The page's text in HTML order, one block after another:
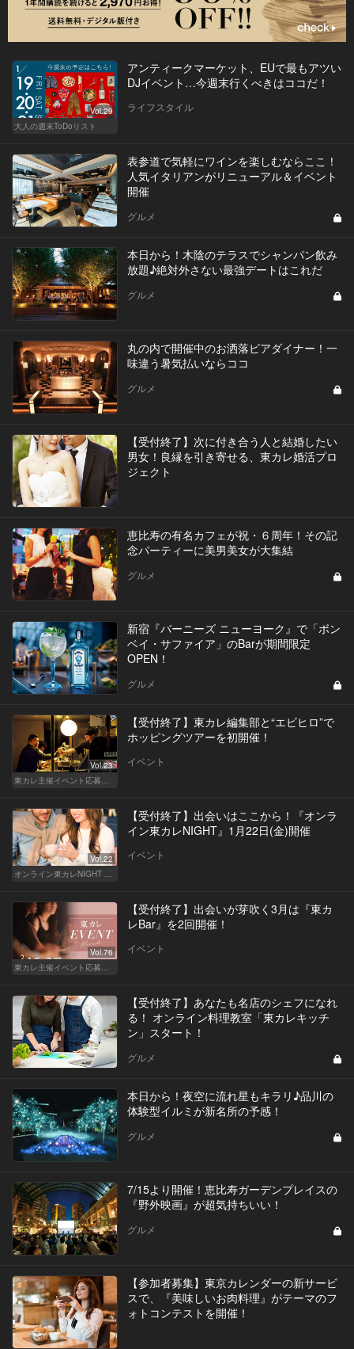
Vol.29
大人の週末ToDoリスト
アンティークマーケット、EUで最もアツい
DJイベント…今週末行くべきはココだ！
ライフスタイル
表参道で気軽にワインを楽しむならここ！
人気イタリアンがリニューアル＆イベント
開催
グルメ
本日から！木陰のテラスでシャンパン飲み
放題♪絶対外さない最強デートはこれだ
グルメ
丸の内で開催中のお洒落ビアダイナー！一
味違う暑気払いならココ
グルメ
【受付終了】次に付き合う人と結婚したい
男女！良縁を引き寄せる、東カレ婚活プロ
ジェクト
恵比寿の有名カフェが祝・６周年！その記
念パーティーに美男美女が大集結
グルメ
新宿『バーニーズ ニューヨーク』で「ボン
ベイ・サファイア」のBarが期間限定
OPEN！
グルメ
Vol.23
【受付終了】東カレ編集部と“エビヒロ”で
ホッピングツアーを初開催！
イベント
Vol.22
【受付終了】出会いはここから！『オンラ
イン東カレNIGHT』1月22日(金)開催
イベント
Vol.76
【受付終了】出会いが芽吹く3月は『東カ
レBar』を2回開催！
イベント
【受付終了】あなたも名店のシェフになれ
る！ オンライン料理教室「東カレキッチ
ン」スタート！
グルメ
本日から！夜空に流れ星もキラリ♪品川の
体験型イルミが新名所の予感！
グルメ
7/15より開催！恵比寿ガーデンプレイスの
『野外映画』が超気持ちいい！
グルメ
【参加者募集】東京カレンダーの新サービ
スで、『美味しいお肉料理』がテーマのフ
ォトコンテストを開催！